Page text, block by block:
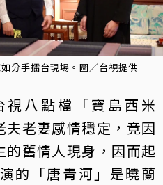
分手擂台現場。圖／台視提供
視八點檔「寶島西米
老妻感情穩定，竟因
舊情人現身，因而起
的「唐青河」是曉蘭